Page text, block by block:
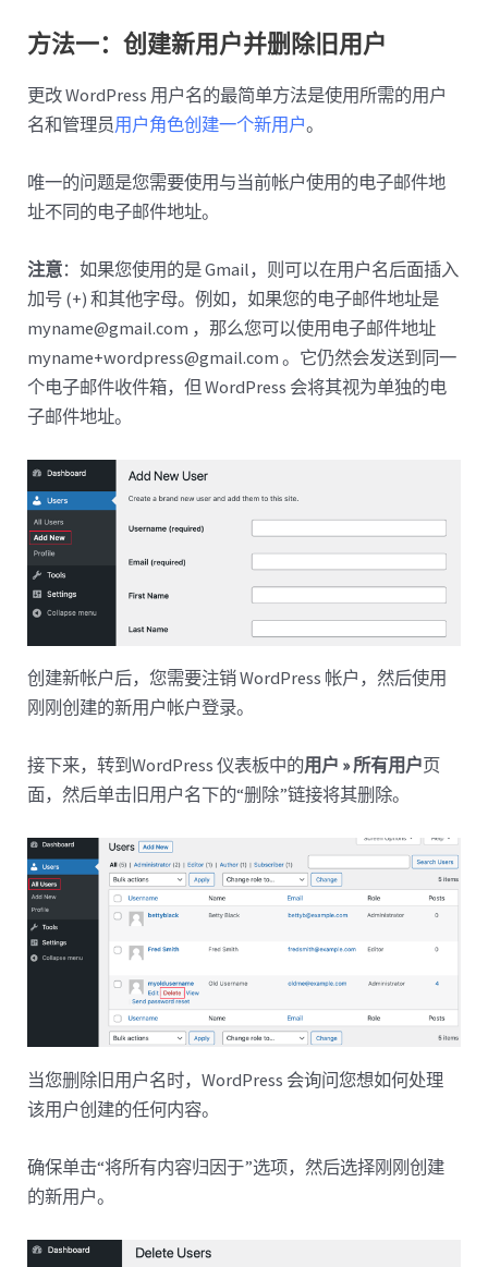
方法一：创建新用户并删除旧用户
更改 WordPress 用户名的最简单方法是使用所需的用户
名和管理员用户角色创建一个新用户。
唯一的问题是您需要使用与当前帐户使用的电子邮件地
址不同的电子邮件地址。
注意：如果您使用的是 Gmail，则可以在用户名后面插入
加号 (+) 和其他字母。例如，如果您的电子邮件地址是
myname@gmail.com ，那么您可以使用电子邮件地址
myname+wordpress@gmail.com 。它仍然会发送到同一
个电子邮件收件箱，但 WordPress 会将其视为单独的电
子邮件地址。
创建新帐户后，您需要注销 WordPress 帐户，然后使用
刚刚创建的新用户帐户登录。
接下来，转到WordPress 仪表板中的用户 » 所有用户页
面，然后单击旧用户名下的“删除”链接将其删除。
当您删除旧用户名时，WordPress 会询问您想如何处理
该用户创建的任何内容。
确保单击“将所有内容归因于”选项，然后选择刚刚创建
的新用户。